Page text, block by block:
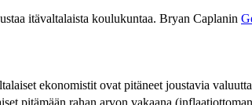
itävaltalaista koulukuntaa. Bryan Caplanin
ekonomistit ovat pitäneet joustavia